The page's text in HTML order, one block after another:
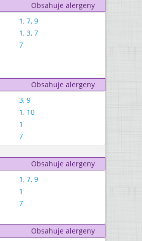
Obsahuje alergeny
1, 7, 9
1, 3, 7
7
Obsahuje alergeny
3, 9
1, 10
1
7
Obsahuje alergeny
1, 7, 9
1
7
Obsahuje alergeny